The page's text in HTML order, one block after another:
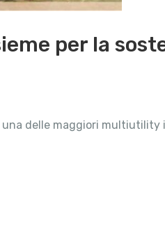
per la
delle maggiori